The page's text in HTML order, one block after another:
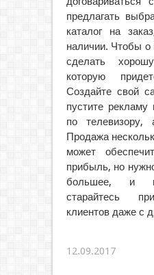
предлагать
каталог на
наличии. Чтобы о
сделать
которую
Создайте свой
пустите
по телевизору,
Продажа
может
прибыль, но
большее, и
старайтесь
клиентов даже с
12.09.2017